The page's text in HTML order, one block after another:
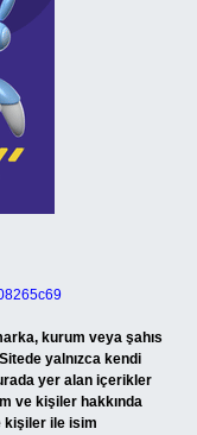
kurum veya şahıs
yalnızca kendi
yer alan içerikler
ve kişiler hakkında
kişiler ile isim